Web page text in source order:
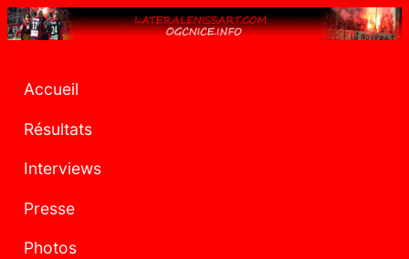
Accueil
Résultats
Interviews
Presse
Photos